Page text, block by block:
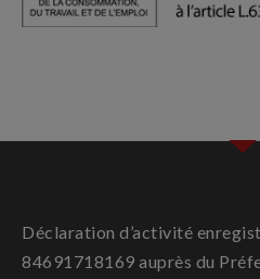
Déclaration d’activité
84691718169 auprès du